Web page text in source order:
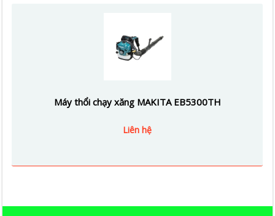
Máy thổi chạy xăng MAKITA EB5300TH
Liên hệ